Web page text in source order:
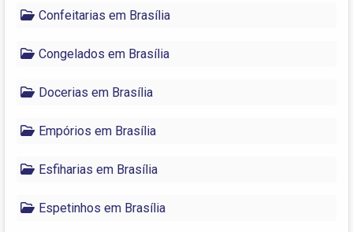
Confeitarias em Brasília
Congelados em Brasília
Docerias em Brasília
Empórios em Brasília
Esfiharias em Brasília
Espetinhos em Brasília